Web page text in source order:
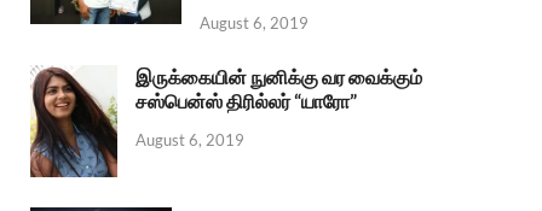
August 6, 2019
இருக்கையின் நுனிக்கு வர வைக்கும்
சஸ்பென்ஸ் திரில்லர் “யாரோ”
August 6, 2019